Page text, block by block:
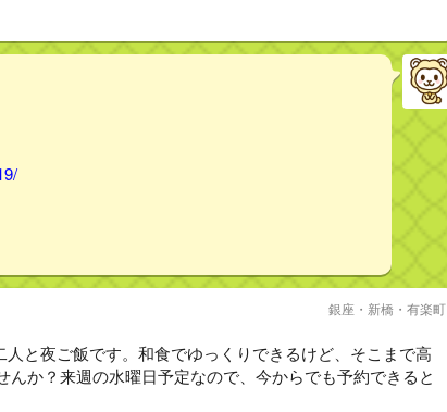
銀座・新橋・有楽町
と夜ご飯です。和食でゆっくりできるけど、そこまで高
んか？来週の水曜日予定なので、今からでも予約できると